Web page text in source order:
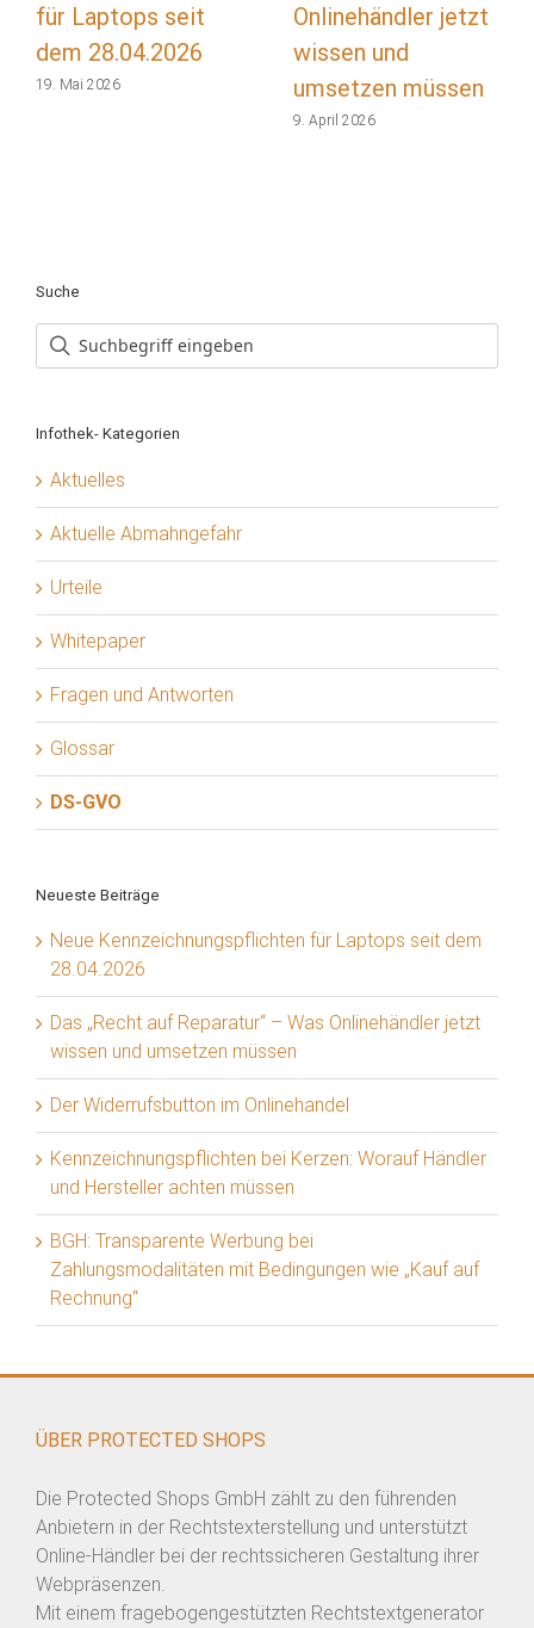
für Laptops seit
dem 28.04.2026
19. Mai 2026
Onlinehändler jetzt
wissen und
umsetzen müssen
9. April 2026
Suche
Infothek- Kategorien
Aktuelles
Aktuelle Abmahngefahr
Urteile
Whitepaper
Fragen und Antworten
Glossar
DS-GVO
Neueste Beiträge
Neue Kennzeichnungspflichten für Laptops seit dem
28.04.2026
Das „Recht auf Reparatur“ – Was Onlinehändler jetzt
wissen und umsetzen müssen
Der Widerrufsbutton im Onlinehandel
Kennzeichnungspflichten bei Kerzen: Worauf Händler
und Hersteller achten müssen
BGH: Transparente Werbung bei
Zahlungsmodalitäten mit Bedingungen wie „Kauf auf
Rechnung“
ÜBER PROTECTED SHOPS
Die Protected Shops GmbH zählt zu den führenden
Anbietern in der Rechtstexterstellung und unterstützt
Online-Händler bei der rechtssicheren Gestaltung ihrer
Webpräsenzen.
Mit einem fragebogengestützten Rechtstextgenerator